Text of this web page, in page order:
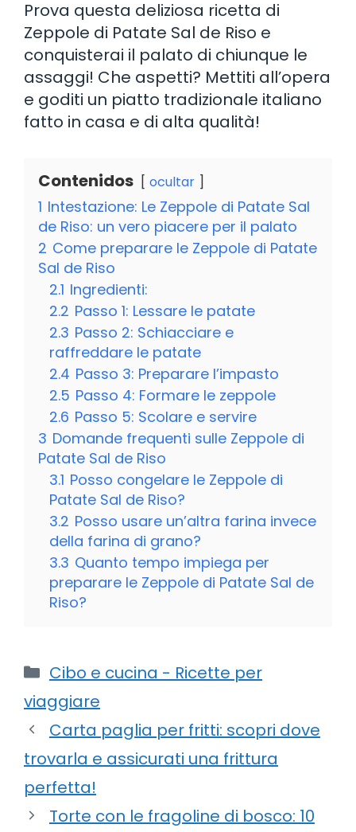
Prova questa deliziosa ricetta di
Zeppole di Patate Sal de Riso e
conquisterai il palato di chiunque le
assaggi! Che aspetti? Mettiti all’opera
e goditi un piatto tradizionale italiano
fatto in casa e di alta qualità!
Contenidos ocultar
1 Intestazione: Le Zeppole di Patate Sal
de Riso: un vero piacere per il palato
2 Come preparare le Zeppole di Patate
Sal de Riso
2.1 Ingredienti:
2.2 Passo 1: Lessare le patate
2.3 Passo 2: Schiacciare e
raffreddare le patate
2.4 Passo 3: Preparare l’impasto
2.5 Passo 4: Formare le zeppole
2.6 Passo 5: Scolare e servire
3 Domande frequenti sulle Zeppole di
Patate Sal de Riso
3.1 Posso congelare le Zeppole di
Patate Sal de Riso?
3.2 Posso usare un’altra farina invece
della farina di grano?
3.3 Quanto tempo impiega per
preparare le Zeppole di Patate Sal de
Riso?
Categorie
Cibo e cucina - Ricette per
viaggiare
Carta paglia per fritti: scopri dove
trovarla e assicurati una frittura
perfetta!
Torte con le fragoline di bosco: 10